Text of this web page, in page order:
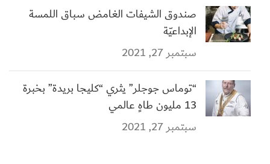
صندوق الشيفات الغامض سباق اللمسة
الإبداعيّة
سبتمبر 27, 2021
“توماس جوجلر” يثري “كليجا بريدة” بخبرة
13 مليون طاهٍ عالمي
سبتمبر 27, 2021